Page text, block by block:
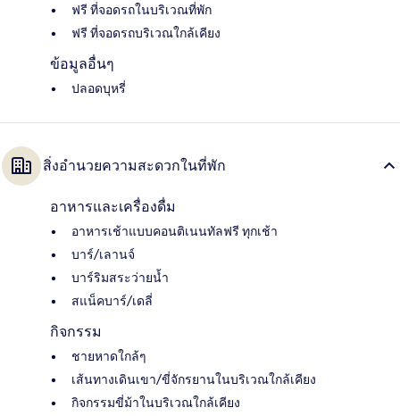
ฟรี ที่จอดรถในบริเวณที่พัก
ฟรี ที่จอดรถบริเวณใกล้เคียง
ข้อมูลอื่นๆ
ปลอดบุหรี่
สิ่งอำนวยความสะดวกในที่พัก
อาหารและเครื่องดื่ม
อาหารเช้าแบบคอนติเนนทัลฟรี ทุกเช้า
บาร์/เลานจ์
บาร์ริมสระว่ายน้ำ
สแน็คบาร์/เดลี่
กิจกรรม
ชายหาดใกล้ๆ
เส้นทางเดินเขา/ขี่จักรยานในบริเวณใกล้เคียง
กิจกรรมขี่ม้าในบริเวณใกล้เคียง